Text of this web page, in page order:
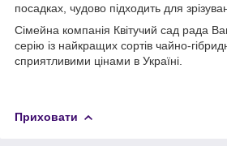
посадках, чудово підходить для
Сімейна компанія Квітучий сад рада
серію із найкращих сортів чайно-
сприятливими цінами в Україні.
Приховати